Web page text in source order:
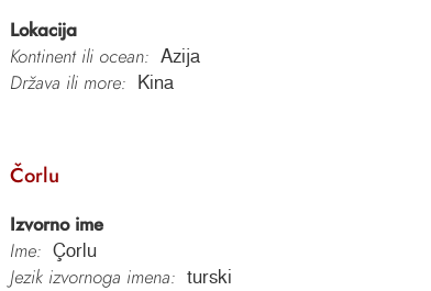
Lokacija
Kontinent ili ocean:
Azija
Država ili more: Kina
Čorlu
Izvorno ime
Ime:
Çorlu
Jezik izvornoga imena: turski